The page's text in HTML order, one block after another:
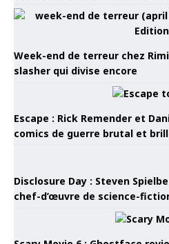
Week-end de terreur chez
slasher qui divise encore
Escape : Rick Remender et
comics de guerre brutal et
Disclosure Day : Steven
chef-d’œuvre de science-